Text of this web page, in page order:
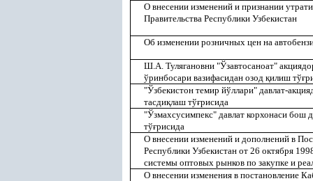
О внесении изменений и признании
Правительства Республики Узбекистан
Об изменении розничных цен на
Ш.А. Тулягановни "Ўзавтосаноат"
ўринбосари вазифасидан озод қилиш тўғ
"Ўзбекистон темир йўллари" давлат-
тасдиқлаш тўғрисида
"Ўзмахсусимпекс" давлат корхонаси бош
тўғрисида
О внесении изменений и дополнений в
Республики Узбекистан от 26 октября
системы оптовых рынков по закупке и
О внесении изменения в постановление